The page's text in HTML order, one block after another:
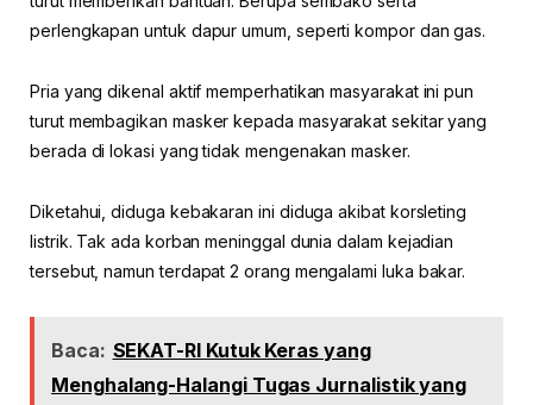
perlengkapan untuk dapur umum, seperti kompor dan gas.
Pria yang dikenal aktif memperhatikan masyarakat ini pun
turut membagikan masker kepada masyarakat sekitar yang
berada di lokasi yang tidak mengenakan masker.
Diketahui, diduga kebakaran ini diduga akibat korsleting
listrik. Tak ada korban meninggal dunia dalam kejadian
tersebut, namun terdapat 2 orang mengalami luka bakar.
Baca: SEKAT-RI Kutuk Keras yang
Menghalang-Halangi Tugas Jurnalistik yang